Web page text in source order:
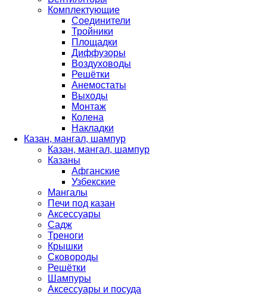
Комплектующие
Соединители
Тройники
Площадки
Диффузоры
Воздуховоды
Решётки
Анемостаты
Выходы
Монтаж
Колена
Накладки
Казан, мангал, шампур
Казан, мангал, шампур
Казаны
Афганские
Узбекские
Мангалы
Печи под казан
Аксессуары
Садж
Треноги
Крышки
Сковороды
Решётки
Шампуры
Аксессуары и посуда